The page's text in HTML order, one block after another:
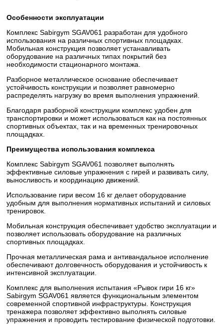
Особенности эксплуатации
Комплекс Sabirgym SGAV061 разработан для удобного
использования на различных спортивных площадках.
Мобильная конструкция позволяет устанавливать
оборудование на различных типах покрытий без
необходимости стационарного монтажа.
Разборное металлическое основание обеспечивает
устойчивость конструкции и позволяет равномерно
распределять нагрузку во время выполнения упражнений.
Благодаря разборной конструкции комплекс удобен для
транспортировки и может использоваться как на постоянных
спортивных объектах, так и на временных тренировочных
площадках.
Преимущества использования комплекса
Комплекс Sabirgym SGAV061 позволяет выполнять
эффективные силовые упражнения с гирей и развивать силу,
выносливость и координацию движений.
Использование гири весом 16 кг делает оборудование
удобным для выполнения нормативных испытаний и силовых
тренировок.
Мобильная конструкция обеспечивает удобство эксплуатации и
позволяет использовать оборудование на различных
спортивных площадках.
Прочная металлическая рама и антивандальное исполнение
обеспечивают долговечность оборудования и устойчивость к
интенсивной эксплуатации.
Комплекс для выполнения испытания «Рывок гири 16 кг»
Sabirgym SGAV061 является функциональным элементом
современной спортивной инфраструктуры. Конструкция
тренажера позволяет эффективно выполнять силовые
упражнения и проводить тестирование физической подготовки.